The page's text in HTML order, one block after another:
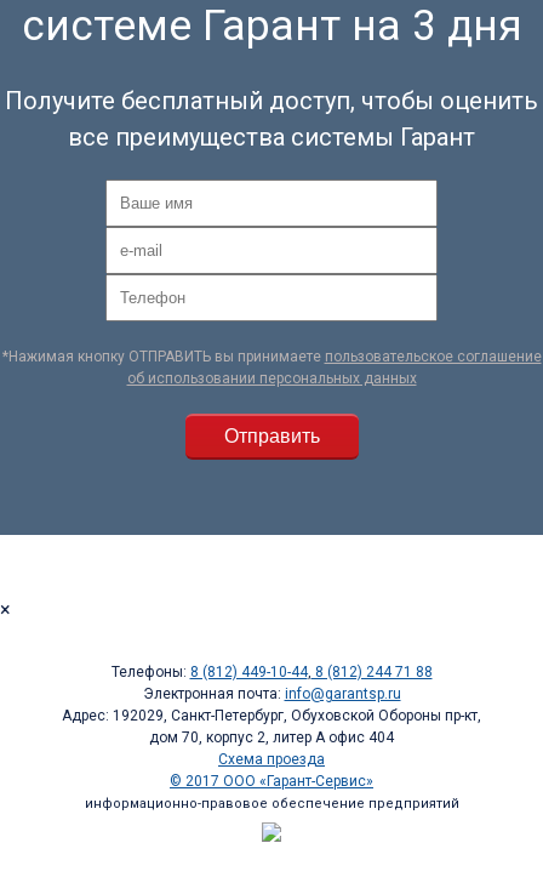
системе Гарант на 3 дня
Получите бесплатный доступ, чтобы оценить
все преимущества системы Гарант
*Нажимая кнопку ОТПРАВИТЬ вы принимаете пользовательское соглашение
об использовании персональных данных
×
Телефоны: 8 (812) 449-10-44, 8 (812) 244 71 88
Электронная почта: info@garantsp.ru
Адрес: 192029, Санкт-Петербург, Обуховской Обороны пр-кт,
дом 70, корпус 2, литер А офис 404
Схема проезда
© 2017 ООО «Гарант-Сервис»
информационно-правовое обеспечение предприятий